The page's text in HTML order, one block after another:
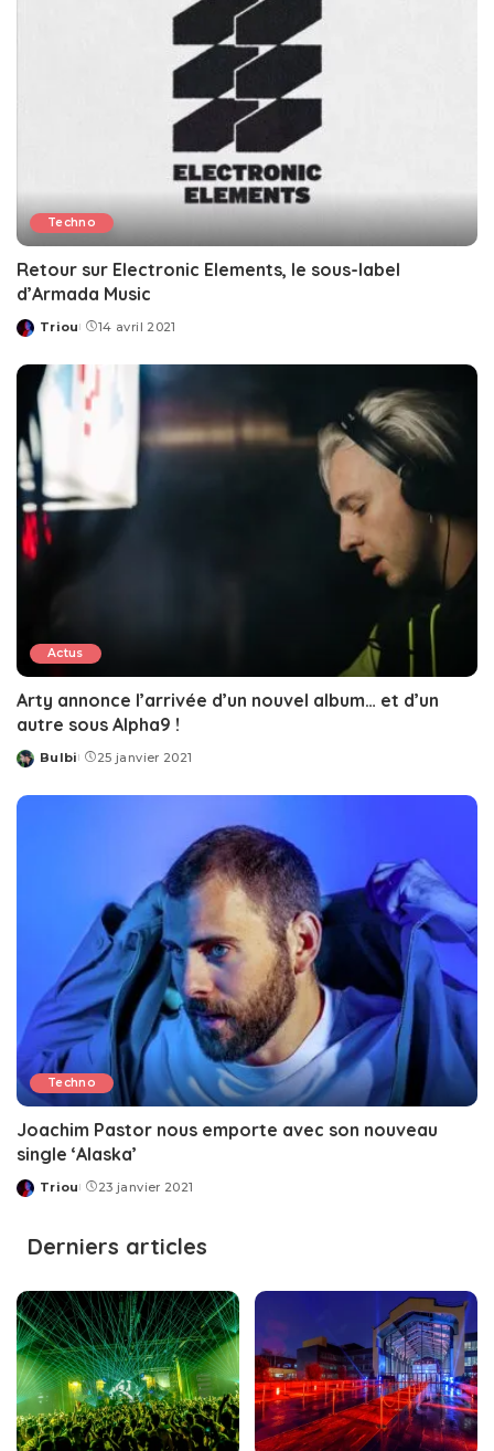
Techno
Retour sur Electronic Elements, le sous-label
d’Armada Music
Posted
Triou 14 avril 2021
Actus
Arty annonce l’arrivée d’un nouvel album… et d’un
autre sous Alpha9 !
Posted
Bulbi 25 janvier 2021
Techno
Joachim Pastor nous emporte avec son nouveau
single ‘Alaska’
Posted
Triou 23 janvier 2021
Derniers articles